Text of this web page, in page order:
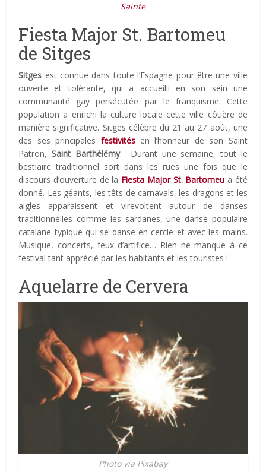
Sainte
Fiesta Major St. Bartomeu
de Sitges
Sitges est connue dans toute l’Espagne pour être une ville
ouverte et tolérante, qui a accueilli en son sein une
communauté gay persécutée par le franquisme. Cette
population a enrichi la culture locale cette ville côtière de
manière significative. Sitges célèbre du 21 au 27 août, une
des ses principales festivitésen l’honneur de son Saint
Patron, Saint Barthélémy. Durant une semaine, tout le
bestiaire traditionnel sort dans les rues une fois que le
discours d’ouverture de la Fiesta Major St. Bartomeu a été
donné. Les géants, les têts de carnavals, les dragons et les
aigles apparaissent et virevoltent autour de danses
traditionnelles comme les sardanes, une danse populaire
catalane typique qui se danse en cercle et avec les mains.
Musique, concerts, feux d’artifice… Rien ne manque à ce
festival tant apprécié par les habitants et les touristes !
Aquelarre de Cervera
Photo via Pixabay